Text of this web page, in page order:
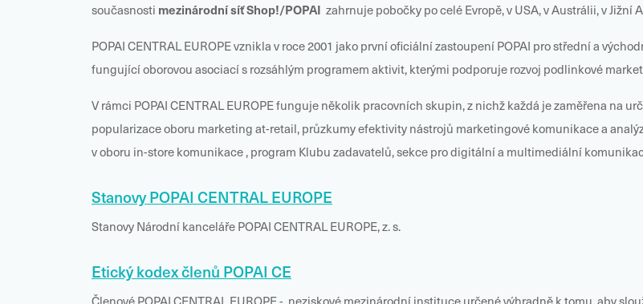
současnosti mezinárodní síť Shop!/POPAI zahrnuje pobočky po celé Evropě, v USA, v Austrálii, v Jižní
POPAI CENTRAL EUROPE vznikla v roce 2001 jako první oficiální zastoupení POPAI pro střední a
fungující oborovou asociací s rozsáhlým programem aktivit, kterými podporuje rozvoj podlinkové
V rámci POPAI CENTRAL EUROPE funguje několik pracovních skupin, z nichž každá je zaměřena na
popularizace oboru marketing at-retail, průzkumy efektivity nástrojů marketingové komunikace a
v oboru in-store komunikace , program Klubu zadavatelů, sekce pro digitální a multimediální
Stanovy POPAI CENTRAL EUROPE
Stanovy Národní kanceláře POPAI CENTRAL EUROPE, z. s.
Etický kodex členů POPAI CE
Členové POPAI CENTRAL EUROPE - neziskové mezinárodní instituce určené výhradně k tomu, aby